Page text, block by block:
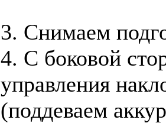
3. Снимаем
4. С боковой
управления
(поддеваем